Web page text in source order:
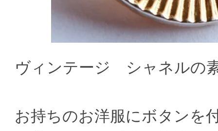
ヴィンテージ シャネルの
お持ちのお洋服にボタンを